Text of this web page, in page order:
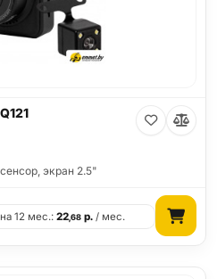
экран 2.5"
12 мес.:22,68 р. / мес.